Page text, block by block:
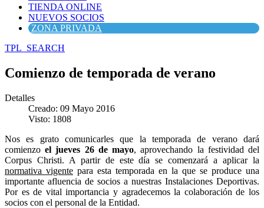
TIENDA ONLINE
NUEVOS SOCIOS
ZONA PRIVADA
TPL_SEARCH
Comienzo de temporada de verano
Detalles
Creado: 09 Mayo 2016
Visto: 1808
Nos es grato comunicarles que la temporada de verano dará
comienzoel jueves 26 de mayo, aprovechando la festividad del
Corpus Christi. A partir de este día se comenzará a aplicar la
normativa vigente para esta temporada en la que se produce una
importante afluencia de socios a nuestras Instalaciones Deportivas.
Por es de vital importancia y agradecemos la colaboración de los
socios con el personal de la Entidad.